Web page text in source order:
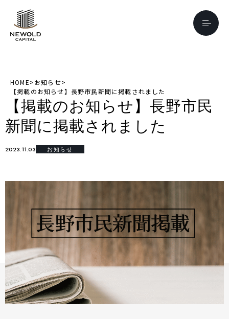
HOME>お知らせ>
【掲載のお知らせ】長野市民新聞に掲載されました
【掲載のお知らせ】長野市民
新聞に掲載されました
2023.11.03 お知らせ